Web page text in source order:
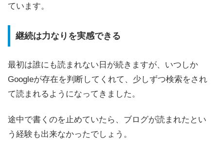
ています。
継続は力なりを実感できる
最初は誰にも読まれない日が続きますが、いつしか
Googleが存在を判断してくれて、少しずつ検索をされ
て読まれるようになってきました。
途中で書くのを止めていたら、ブログが読まれたとい
う経験も出来なかったでしょう。